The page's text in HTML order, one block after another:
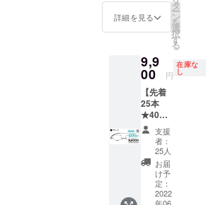
「リス
ク&チャ
レン
ジ」を
くださ
い。
早急に
ご連絡
致しま
初期不
良以外
に関す
る返
品・返
金はお
受けい
たしか
ねま
す。 そ
の他の
注事項
につい
証 ★度
数が合
わな
場合、
お届け
から
１ヶ月
以内の
レンズ
度数交
換 初回
無償 [ご
注意] ※
製造状
況によ
り出荷
ます(詳
細はお
くださ
い) [お
届け予
定]
2022年
7月末に
お届け
予定 [保
証・ア
フター
サポー
ト] ★フ
レー
ム・レ
届け予
定]
お届け
予定 [保
証・ア
フター
サポー
ト] ★フ
レー
ム・レ
ンズ 1
年間保
証 ★度
数が合
わな
メッ
セージ
し付け
くださ
い。
【オー
ダーレ
ンズ】
処方箋
やレン
ズ情報
も別注
で承り
ます(詳
細はお
さい。
【左右
A〜Gの
度数な
ら左右
度数違
いも追
加料金
なしで
対応可
能で
す。ご
希望の
方はご
希望リ
[レンズ
度数に
には対
応して
いませ
ん。
【選べ
る度
数】
A:+1.00
G:4.00
の標準
レンズ
度数か
通常価
格
¥16,500
を 割引
¥8,800
（税
込）に
てご提
供 ・
ペー
パーグ
ラス・
ライト
本体（1
本） ・
専用
ケース
詳細を見る
タ
ー
ン
を
選
択
す
る
9,9
00 円
在庫な
し
【先着
25本
★40％
OFF】
ペー
パーグ
ラス・
ライト
スクエ
ア（ブ
支援
者：
25人
お届
け予
定：
2022